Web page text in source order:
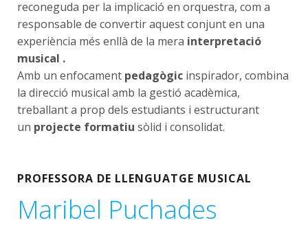
reconeguda per la implicació en orquestra, com a
responsable de convertir aquest conjunt en una
experiència més enllà de la mera interpretació
musical .
Amb un enfocament pedagògic inspirador, combina
la direcció musical amb la gestió acadèmica,
treballant a prop dels estudiants i estructurant
un projecte formatiu sòlid i consolidat.
PROFESSORA DE LLENGUATGE MUSICAL
Maribel Puchades